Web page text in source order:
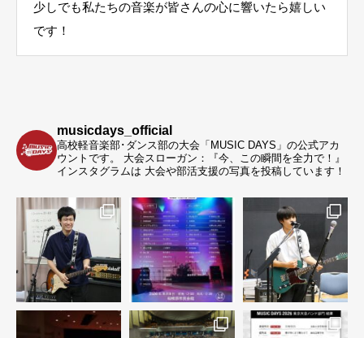
少しでも私たちの音楽が皆さんの心に響いたら嬉しい
です！
musicdays_official
高校軽音楽部･ダンス部の大会「MUSIC DAYS」の公式アカ
ウントです。
大会スローガン：『今、この瞬間を全力で！』
インスタグラムは 大会や部活支援の写真を投稿しています！